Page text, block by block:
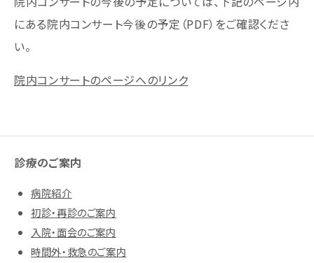
にある院内コンサート今後の予定（PDF）をご確認くださ
い。
院内コンサートのページへのリンク
診療のご案内
病院紹介
初診・再診のご案内
入院・面会のご案内
時間外・救急のご案内